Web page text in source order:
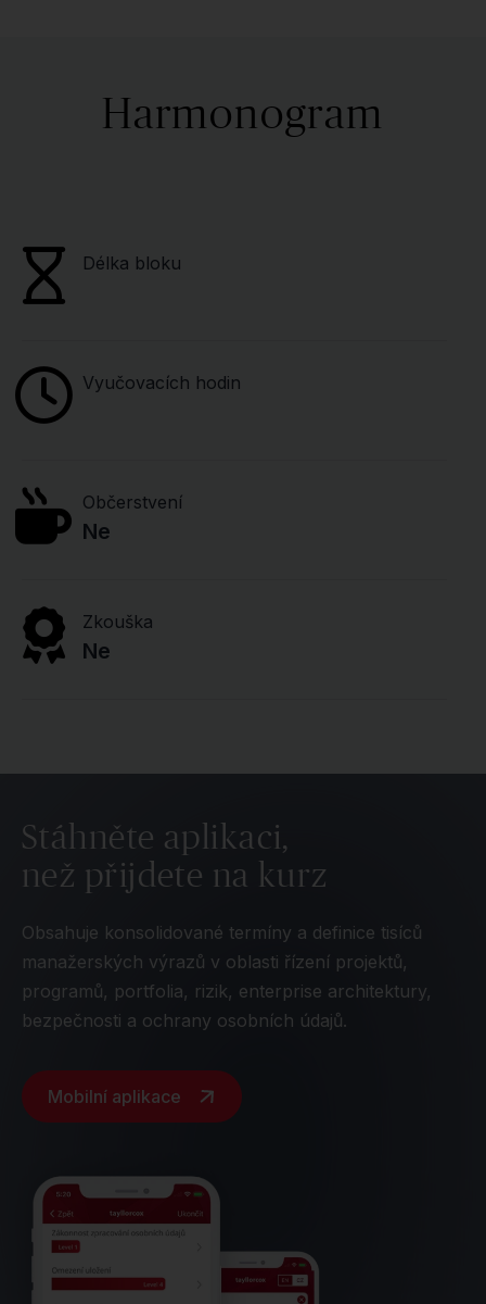
Harmonogram
Délka bloku
Vyučovacích hodin
Občerstvení
Ne
Zkouška
Ne
Stáhněte aplikaci,
než přijdete na kurz
Obsahuje konsolidované termíny a definice tisíců
manažerských výrazů v oblasti řízení projektů,
programů, portfolia, rizik, enterprise architektury,
bezpečnosti a ochrany osobních údajů.
Mobilní aplikace